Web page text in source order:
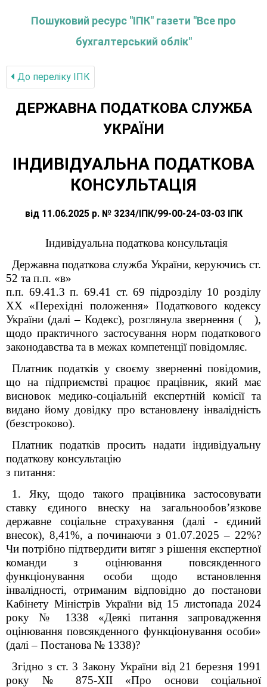
Пошуковий ресурс "ІПК" газети "Все про
бухгалтерський облік"
До переліку IПК
ДЕРЖАВНА ПОДАТКОВА СЛУЖБА
УКРАЇНИ
ІНДИВІДУАЛЬНА ПОДАТКОВА
КОНСУЛЬТАЦІЯ
від 11.06.2025 р. № 3234/ІПК/99-00-24-03-03 ІПК
Індивідуальна податкова консультація
Державна податкова служба України, керуючись ст.
52 та п.п. «в»
п.п. 69.41.3 п. 69.41
ст. 69 підрозділу 10 розділу
XX «Перехідні положення» Податкового кодексу
України (далі – Кодекс), розглянула звернення ( ),
щодо практичного застосування норм податкового
законодавства та в межах компетенції повідомляє.
Платник податків у своєму зверненні повідомив,
що на підприємстві працює працівник, який має
висновок медико-соціальній експертній комісії та
видано йому довідку про встановлену інвалідність
(безстроково).
Платник податків просить надати індивідуальну
податкову консультацію
з питання:
1. Яку, щодо такого працівника застосовувати
ставку єдиного внеску на загальнообов’язкове
державне соціальне страхування(далі - єдиний
внесок), 8,41%, а починаючи з 01.07.2025 – 22%?
Чи потрібно підтвердити витяг з рішення експертної
команди з оцінювання повсякденного
функціонування особи щодо встановлення
інвалідності, отриманим відповідно до постанови
Кабінету Міністрів України від 15 листопада 2024
року № 1338 «Деякі питання запровадження
оцінювання повсякденного функціонування особи»
(далі – Постанова № 1338)?
Згідно з ст. 3 Закону України від 21 березня 1991
року № 875-XII «Про основи соціальної